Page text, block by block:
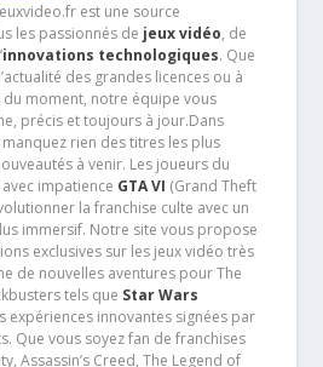
est une source
les passionnés de jeux vidéo, de
innovations technologiques. Que
des grandes licences ou à
moment, notre équipe vous
précis et toujours à jour.Dans
manquez rien des titres les plus
à venir. Les joueurs du
impatience GTA VI (Grand Theft
la franchise culte avec un
immersif. Notre site vous propose
exclusives sur les jeux vidéo très
de nouvelles aventures pour The
tels que Star Wars
expériences innovantes signées par
Que vous soyez fan de franchises
Assassin’s Creed, The Legend of